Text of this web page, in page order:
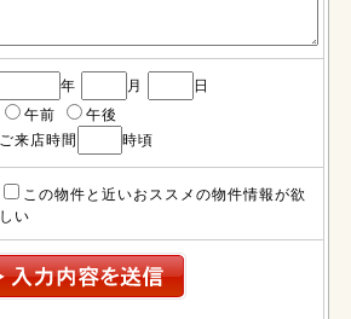
年 月
日
午前
午後
ご来店時間
時頃
この物件と近いおススメの物件情報が欲
しい